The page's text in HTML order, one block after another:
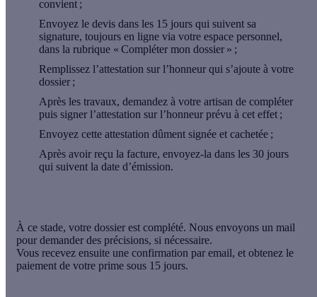
convient ;
Envoyez le devis dans les 15 jours qui suivent sa
signature, toujours en ligne via votre espace personnel,
dans la rubrique « Compléter mon dossier » ;
Remplissez l’attestation sur l’honneur qui s’ajoute à votre
dossier ;
Après les travaux, demandez à votre artisan de compléter
puis signer l’attestation sur l’honneur prévu à cet effet ;
Envoyez cette attestation dûment signée et cachetée ;
Après avoir reçu la facture, envoyez-la dans les 30 jours
qui suivent la date d’émission.
À ce stade, votre dossier est complété. Nous envoyons un mail
pour demander des précisions, si nécessaire.
Vous recevez ensuite une confirmation par email, et obtenez le
paiement de votre prime sous 15 jours.